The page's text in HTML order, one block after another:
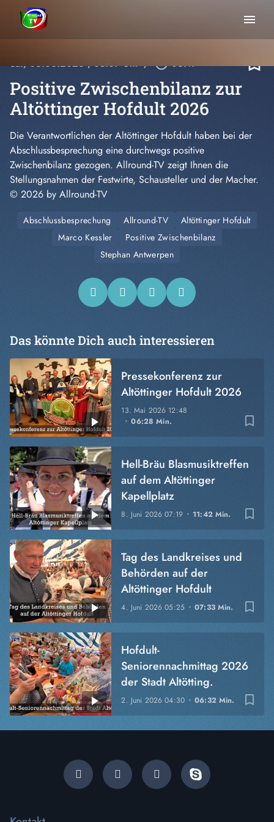
menu
Sa., 06.06.2026, 03:07 Uhr / play_circle_outline06:17 bookmark_border
Positive Zwischenbilanz zur
Altöttinger Hofdult 2026
Die Verantwortlichen der Altöttinger Hofdult haben bei der
Abschlussbesprechung eine durchwegs positive
Zwischenbilanz gezogen. Allround-TV zeigt Ihnen die
Stellungsnahmen der Festwirte, Schausteller und der Macher.
© 2026 by Allround-TV
Abschlussbesprechung Allround-TV
Altöttinger Hofdult
Marco Kessler
Positive Zwischenbilanz
Stephan Antwerpen
Das könnte Dich auch interessieren
bookmark_border
13. Mai 2026 12:48
06:28 Min.
Pressekonferenz zur
Altöttinger Hofdult 2026
bookmark_border
8. Juni 202607:19 11:42 Min.
Hell-Bräu Blasmusiktreffen
auf dem Altöttinger
Kapellplatz
bookmark_border
4. Juni 202605:25 07:33 Min.
Tag des Landkreises und
Behörden auf der
Altöttinger Hofdult
bookmark_border
2. Juni 202604:30 06:32 Min.
Hofdult-
Seniorennachmittag 2026
der Stadt Altötting.